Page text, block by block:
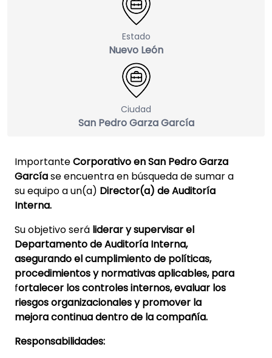
Estado
Nuevo León
Ciudad
San Pedro Garza García
ImportanteCorporativo en San Pedro Garza
Garcíase encuentra en búsqueda de sumar a
su equipo a un(a) Director(a) de Auditoría
Interna.
Su objetivo será liderar y supervisar el
Departamento de Auditoría Interna,
asegurando el cumplimiento de políticas,
procedimientos y normativas aplicables, para
fortalecer los controles internos, evaluar los
riesgos organizacionales y promover la
mejora continua dentro de la compañía.
Responsabilidades: